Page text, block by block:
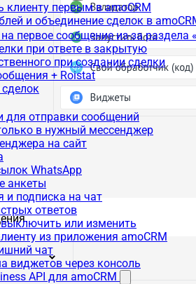
клиенту первым в amoCRM
и объединение сделок в
первое сообщение из-за раздела
при ответе в закрытую
при создании сделки
+ Roistat
для отправки сообщений
в нужный мессенджер
на сайт
WhatsApp
анкеты
и подписка на чат
ответов
или изменить
из приложения amoCRM
чат
виджетов через консоль
API для amoCRM